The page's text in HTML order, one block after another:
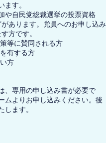
ます。
や自民党総裁選挙の投票資格
があります。党員へのお申し込み
方です。
等に賛同される方
有する方
方
、専用の申し込み書が必要で
ムよりお申し込みください。後
ます​。